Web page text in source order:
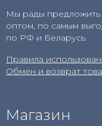
Мы рады предложить
оптом, по самым
по РФ и Беларусь.
Правила
Обмен и возврат
Магазин